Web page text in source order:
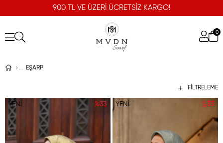
900 TL VE ÜZERİ ÜCRETSİZ KARGO!
0
EŞARP
FILTRELEME
%33
YENI
ÜRÜN
%33
YENI